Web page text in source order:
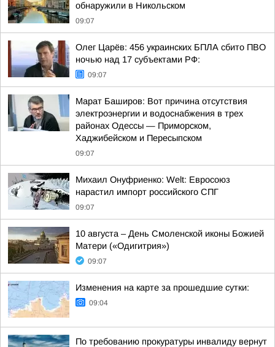
обнаружили в Никольском
09:07
Олег Царёв: 456 украинских БПЛА сбито ПВО
ночью над 17 субъектами РФ:
09:07
Марат Баширов: Вот причина отсутствия
электроэнергии и водоснабжения в трех
районах Одессы — Приморском,
Хаджибейском и Пересыпском
09:07
Михаил Онуфриенко: Welt: Евросоюз
нарастил импорт российского СПГ
09:07
10 августа – День Смоленской иконы Божией
Матери («Одигитрия»)
09:07
Изменения на карте за прошедшие сутки:
09:04
По требованию прокуратуры инвалиду вернут